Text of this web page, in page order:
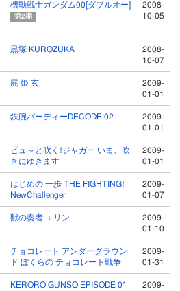
機動戦士ガンダム00[ダブルオー]
第2期
2008-
10-05
黒塚 KUROZUKA
2008-
10-07
屍 姫 玄
2009-
01-01
鉄腕バーディーDECODE:02
2009-
01-01
ピュ～と吹く!ジャガー いま、吹
きにゆきます
2009-
01-01
はじめの 一歩 THE FIGHTING!
NewChallenger
2009-
01-07
獣の奏者 エリン
2009-
01-10
チョコレート アンダーグラウン
ド ぼくらの チョコレート戦争
2009-
01-31
KERORO GUNSO EPISODE 0*
2009-